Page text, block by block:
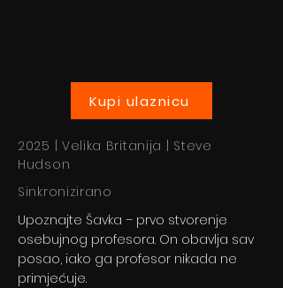
Kupi ulaznicu
2025 | Velika Britanija | Steve
Hudson
Sinkronizirano
Upoznajte Šavka – prvo stvorenje
osebujnog profesora. On obavlja sav
posao, iako ga profesor nikada ne
primjećuje.